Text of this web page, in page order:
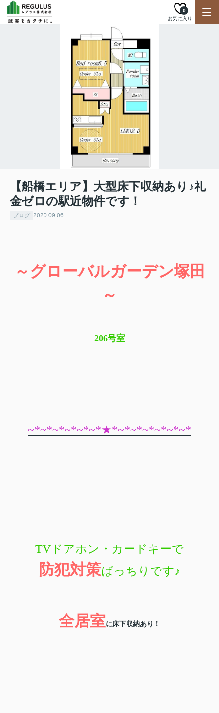
お気に入り
0
【船橋エリア】大型床下収納あり♪礼
金ゼロの駅近物件です！
ブログ 2020.09.06
～グローバルガーデン塚田
～
206号室
~*~*~*~*~*~*★*~*~*~*~*~*~*
TVドアホン・カードキーで
防犯対策ばっちりです♪
全居室に床下収納あり！